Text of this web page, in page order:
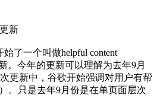
始了一个叫做helpful content
。今年的更新可以理解为去年9月
更新中，谷歌开始强调对用户有帮
。只是去年9月份是在单页面层次